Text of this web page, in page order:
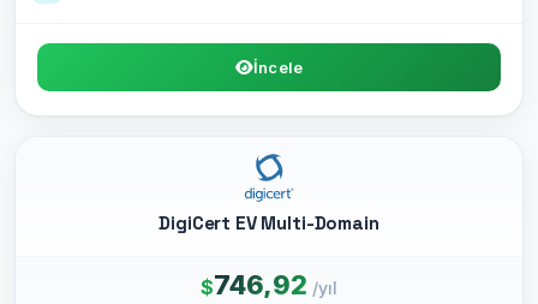
İncele
DigiCert EV Multi-Domain
$746,92 /yıl